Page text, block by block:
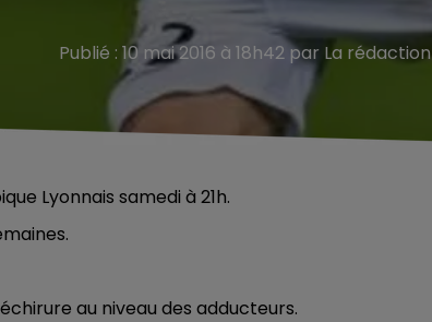
Publié : 10 mai 2016 à 18h42 par La rédaction
Lyonnais samedi à 21h.
au niveau des adducteurs.